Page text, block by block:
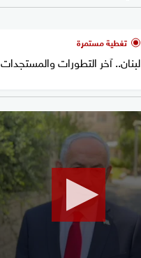
تغطية مستمرة
لبنان.. آخر التطورات والمستجدات